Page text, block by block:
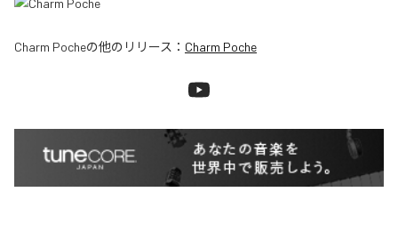
Charm Pocheの他のリリース： Charm Poche